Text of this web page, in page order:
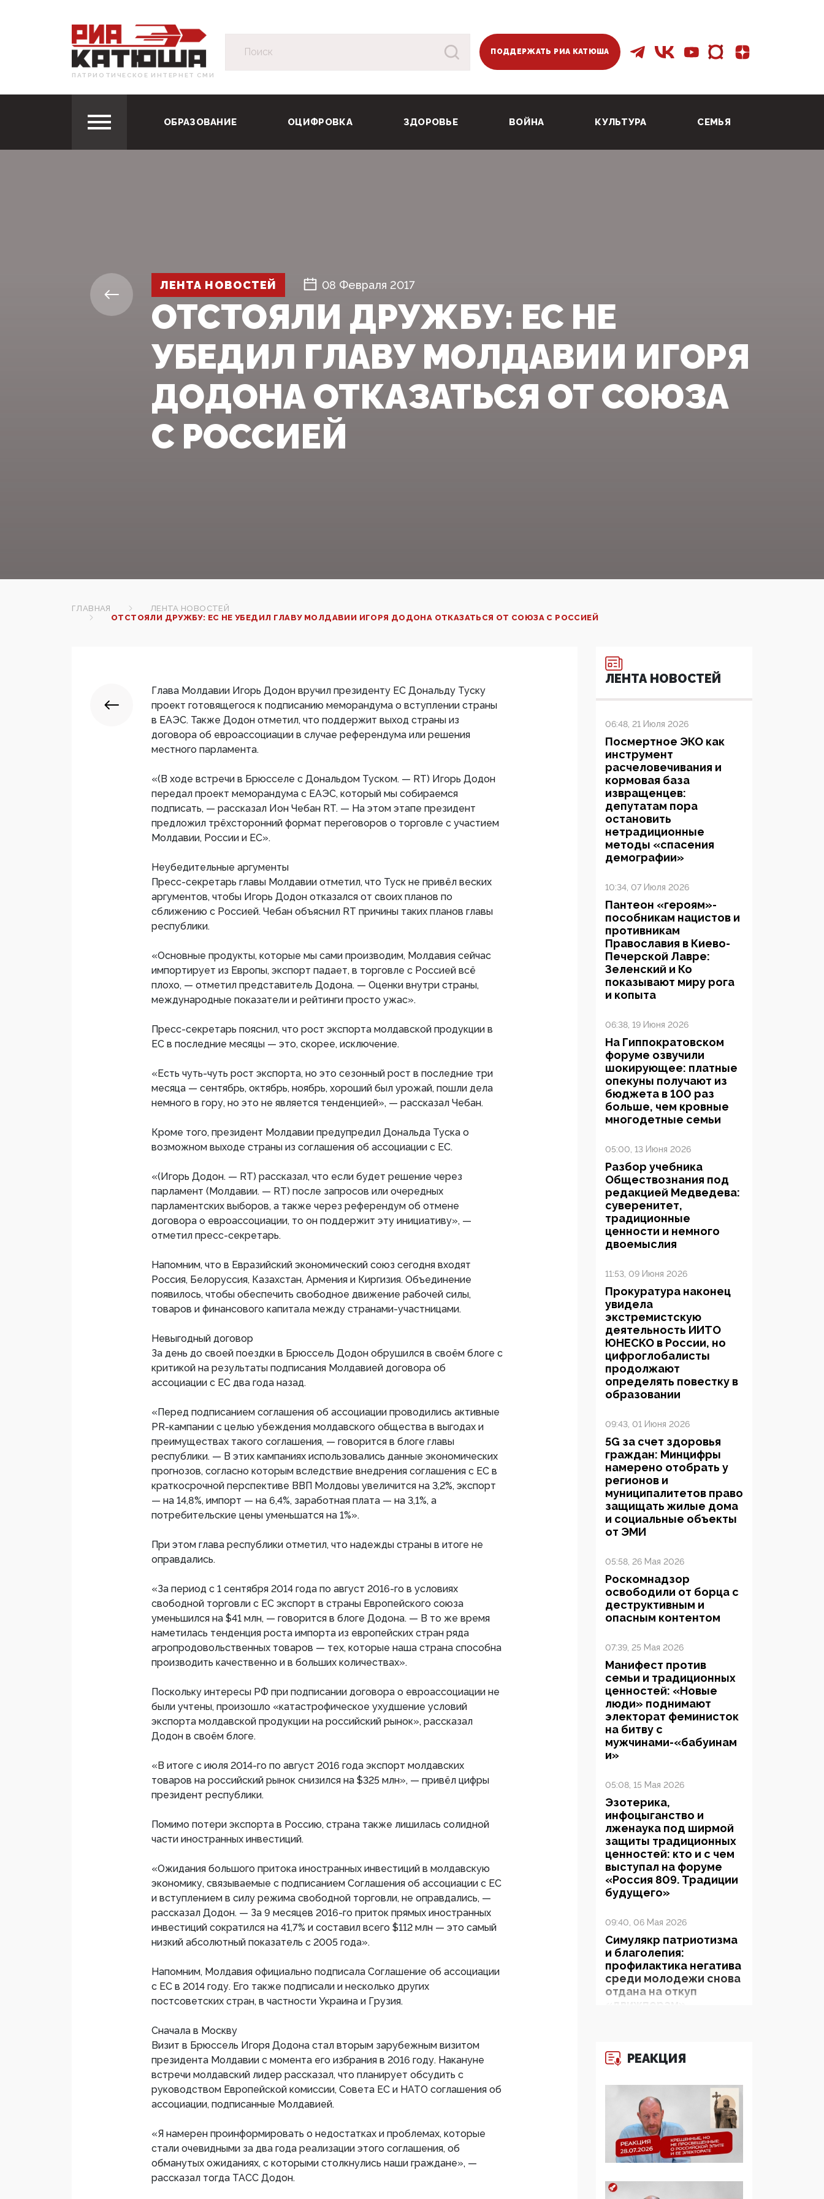
ПАТРИОТИЧЕСКОЕ ИНТЕРНЕТ СМИ
ПОДДЕРЖАТЬ РИА КАТЮША
ОБРАЗОВАНИЕ ОЦИФРОВКА ЗДОРОВЬЕ ВОЙНА КУЛЬТУРА СЕМЬЯ
ЛЕНТА НОВОСТЕЙ 08 Февраля 2017
ОТСТОЯЛИ ДРУЖБУ: ЕС НЕ
УБЕДИЛ ГЛАВУ МОЛДАВИИ ИГОРЯ
ДОДОНА ОТКАЗАТЬСЯ ОТ СОЮЗА
С РОССИЕЙ
ГЛАВНАЯ
ЛЕНТА НОВОСТЕЙ
ОТСТОЯЛИ ДРУЖБУ: ЕС НЕ УБЕДИЛ ГЛАВУ МОЛДАВИИ ИГОРЯ ДОДОНА ОТКАЗАТЬСЯ ОТ СОЮЗА С РОССИЕЙ
Глава Молдавии Игорь Додон вручил президенту ЕС Дональду Туску
проект готовящегося к подписанию меморандума о вступлении страны
в ЕАЭС. Также Додон отметил, что поддержит выход страны из
договора об евроассоциации в случае референдума или решения
местного парламента.
«(В ходе встречи в Брюсселе с Дональдом Туском. — RT) Игорь Додон
передал проект меморандума с ЕАЭС, который мы собираемся
подписать, — рассказал Ион Чебан RT. — На этом этапе президент
предложил трёхсторонний формат переговоров о торговле с участием
Молдавии, России и ЕС».
Неубедительные аргументы
Пресс-секретарь главы Молдавии отметил, что Туск не привёл веских
аргументов, чтобы Игорь Додон отказался от своих планов по
сближению с Россией. Чебан объяснил RT причины таких планов главы
республики.
«Основные продукты, которые мы сами производим, Молдавия сейчас
импортирует из Европы, экспорт падает, в торговле с Россией всё
плохо, — отметил представитель Додона. — Оценки внутри страны,
международные показатели и рейтинги просто ужас».
Пресс-секретарь пояснил, что рост экспорта молдавской продукции в
ЕС в последние месяцы — это, скорее, исключение.
«Есть чуть-чуть рост экспорта, но это сезонный рост в последние три
месяца — сентябрь, октябрь, ноябрь, хороший был урожай, пошли дела
немного в гору, но это не является тенденцией», — рассказал Чебан.
Кроме того, президент Молдавии предупредил Дональда Туска о
возможном выходе страны из соглашения об ассоциации с ЕС.
«(Игорь Додон. — RT) рассказал, что если будет решение через
парламент (Молдавии. — RT) после запросов или очередных
парламентских выборов, а также через референдум об отмене
договора о евроассоциации, то он поддержит эту инициативу», —
отметил пресс-секретарь.
Напомним, что в Евразийский экономический союз сегодня входят
Россия, Белоруссия, Казахстан, Армения и Киргизия. Объединение
появилось, чтобы обеспечить свободное движение рабочей силы,
товаров и финансового капитала между странами-участницами.
Невыгодный договор
За день до своей поездки в Брюссель Додон обрушился в своём блоге с
критикой на результаты подписания Молдавией договора об
ассоциации с ЕС два года назад.
«Перед подписанием соглашения об ассоциации проводились активные
PR-кампании с целью убеждения молдавского общества в выгодах и
преимуществах такого соглашения, — говорится в блоге главы
республики. — В этих кампаниях использовались данные экономических
прогнозов, согласно которым вследствие внедрения соглашения с ЕС в
краткосрочной перспективе ВВП Молдовы увеличится на 3,2%, экспорт
— на 14,8%, импорт — на 6,4%, заработная плата — на 3,1%, а
потребительские цены уменьшатся на 1%».
При этом глава республики отметил, что надежды страны в итоге не
оправдались.
«За период с 1 сентября 2014 года по август 2016-го в условиях
свободной торговли с ЕС экспорт в страны Европейского союза
уменьшился на $41 млн, — говорится в блоге Додона. — В то же время
наметилась тенденция роста импорта из европейских стран ряда
агропродовольственных товаров — тех, которые наша страна способна
производить качественно и в больших количествах».
Поскольку интересы РФ при подписании договора о евроассоциации не
были учтены, произошло «катастрофическое ухудшение условий
экспорта молдавской продукции на российский рынок», рассказал
Додон в своём блоге.
«В итоге с июля 2014-го по август 2016 года экспорт молдавских
товаров на российский рынок снизился на $325 млн», — привёл цифры
президент республики.
Помимо потери экспорта в Россию, страна также лишилась солидной
части иностранных инвестиций.
«Ожидания большого притока иностранных инвестиций в молдавскую
экономику, связываемые с подписанием Соглашения об ассоциации с ЕС
и вступлением в силу режима свободной торговли, не оправдались, —
рассказал Додон. — За 9 месяцев 2016-го приток прямых иностранных
инвестиций сократился на 41,7% и составил всего $112 млн — это самый
низкий абсолютный показатель с 2005 года».
Напомним, Молдавия официально подписала Соглашение об ассоциации
с ЕС в 2014 году. Его также подписали и несколько других
постсоветских стран, в частности Украина и Грузия.
Сначала в Москву
Визит в Брюссель Игоря Додона стал вторым зарубежным визитом
президента Молдавии с момента его избрания в 2016 году. Накануне
встречи молдавский лидер рассказал, что планирует обсудить с
руководством Европейской комиссии, Совета ЕС и НАТО соглашения об
ассоциации, подписанные Молдавией.
«Я намерен проинформировать о недостатках и проблемах, которые
стали очевидными за два года реализации этого соглашения, об
обманутых ожиданиях, с которыми столкнулись наши граждане», —
рассказал тогда ТАСС Додон.
ЛЕНТА НОВОСТЕЙ
06:48, 21 Июля 2026
Посмертное ЭКО как
инструмент
расчеловечивания и
кормовая база
извращенцев:
депутатам пора
остановить
нетрадиционные
методы «спасения
демографии»
10:34, 07 Июля 2026
Пантеон «героям»-
пособникам нацистов и
противникам
Православия в Киево-
Печерской Лавре:
Зеленский и Ко
показывают миру рога
и копыта
06:38, 19 Июня 2026
На Гиппократовском
форуме озвучили
шокирующее: платные
опекуны получают из
бюджета в 100 раз
больше, чем кровные
многодетные семьи
05:00, 13 Июня 2026
Разбор учебника
Обществознания под
редакцией Медведева:
суверенитет,
традиционные
ценности и немного
двоемыслия
11:53, 09 Июня 2026
Прокуратура наконец
увидела
экстремистскую
деятельность ИИТО
ЮНЕСКО в России, но
цифроглобалисты
продолжают
определять повестку в
образовании
09:43, 01 Июня 2026
5G за счет здоровья
граждан: Минцифры
намерено отобрать у
регионов и
муниципалитетов право
защищать жилые дома
и социальные объекты
от ЭМИ
05:58, 26 Мая 2026
Роскомнадзор
освободили от борца с
деструктивным и
опасным контентом
07:39, 25 Мая 2026
Манифест против
семьи и традиционных
ценностей: «Новые
люди» поднимают
электорат феминисток
на битву с
мужчинами-«бабуинам
и»
05:08, 15 Мая 2026
Эзотерика,
инфоцыганство и
лженаука под ширмой
защиты традиционных
ценностей: кто и с чем
выступал на форуме
«Россия 809. Традиции
будущего»
09:40, 06 Мая 2026
Симулякр патриотизма
и благолепия:
профилактика негатива
среди молодежи снова
отдана на откуп
«движперам»
120 лет
парламентаризма: как
превратился в «чего
изволите» для
Правительства и АП
06:29, 15 Апреля 2026
России – пионер
РЕАКЦИЯ